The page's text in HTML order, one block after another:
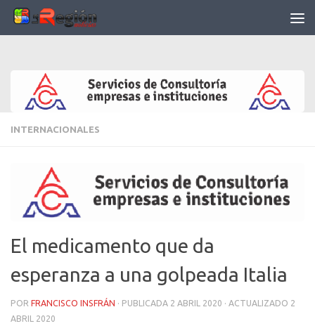
Saltar al contenido
INTERNACIONALES
El medicamento que da
esperanza a una golpeada Italia
POR FRANCISCO INSFRÁN · PUBLICADA 2 ABRIL 2020 · ACTUALIZADO 2
ABRIL 2020